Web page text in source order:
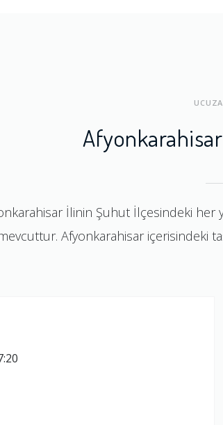
İlinin Şuhut İlçesindeki her
Afyonkarahisar içerisindeki